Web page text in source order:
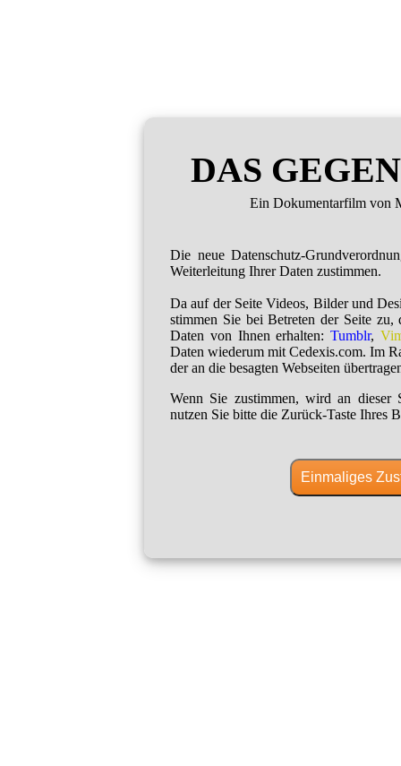
DAS
Ein Dokumentarfilm von
Die neue Datenschutz-
Weiterleitung Ihrer Daten zustimmen.
Da auf der Seite Videos, Bilder und
stimmen Sie bei Betreten der Seite zu,
Daten von Ihnen erhalten:Tumblr,
Daten wiederum mit Cedexis.com. Im
der an die besagten Webseiten
Wenn Sie zustimmen, wird an dieser
nutzen Sie bitte die Zurück-Taste Ihres
Einmaliges